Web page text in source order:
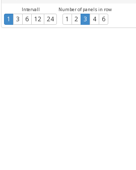
Intervall
1 3 6 12 24
Number of panels in row
1 2 3 4 6